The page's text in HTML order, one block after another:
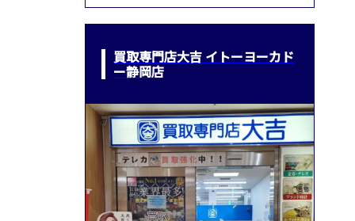
買取専門店大吉 イトーヨーカド
ー静岡店